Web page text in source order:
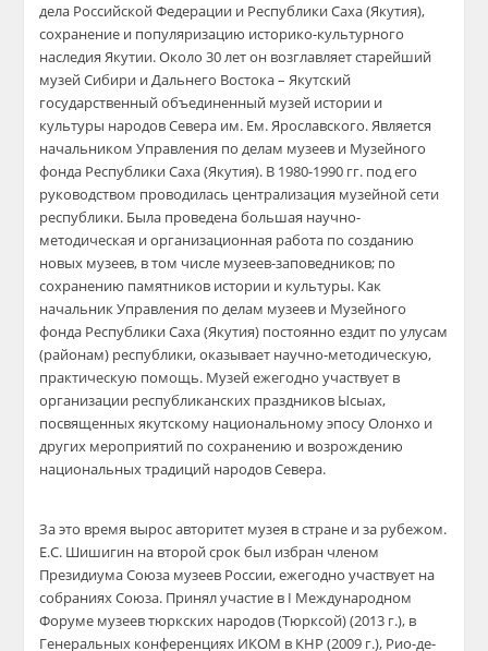
дела Российской Федерации и Республики Саха (Якутия),
сохранение и популяризацию историко-культурного
наследия Якутии. Около 30 лет он возглавляет старейший
музей Сибири и Дальнего Востока – Якутский
государственный объединенный музей истории и
культуры народов Севера им. Ем. Ярославского. Является
начальником Управления по делам музеев и Музейного
фонда Республики Саха (Якутия). В 1980-1990 гг. под его
руководством проводилась централизация музейной сети
республики. Была проведена большая научно-
методическая и организационная работа по созданию
новых музеев, в том числе музеев-заповедников; по
сохранению памятников истории и культуры. Как
начальник Управления по делам музеев и Музейного
фонда Республики Саха (Якутия) постоянно ездит по улусам
(районам) республики, оказывает научно-методическую,
практическую помощь. Музей ежегодно участвует в
организации республиканских праздников Ысыах,
посвященных якутскому национальному эпосу Олонхо и
других мероприятий по сохранению и возрождению
национальных традиций народов Севера.
​За это время вырос авторитет музея в стране и за рубежом.
Е.С. Шишигин на второй срок был избран членом
Президиума Союза музеев России, ежегодно участвует на
собраниях Союза. Принял участие в I Международном
Форуме музеев тюркских народов (Тюрксой) (2013 г.), в
Генеральных конференциях ИКОМ в КНР (2009 г.), Рио-де-